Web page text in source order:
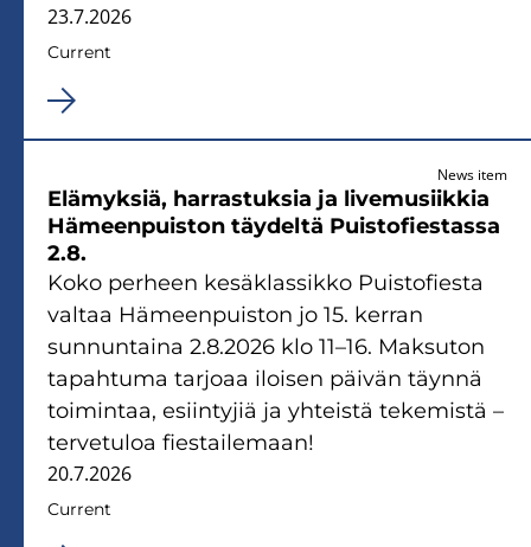
23.7.2026
Current
News item
Elämyksiä, harrastuksia ja live‌musiikkia
Hämeenpuiston ‌täydeltä Puistofiestassa
2.8.
Koko perheen kesäklassikko Puistofiesta
valtaa Hämeenpuiston jo 15. kerran
sunnuntaina 2.8.2026 klo 11–16. Maksuton
tapahtuma tarjoaa iloisen päivän täynnä
toimintaa, esiintyjiä ja yhteistä tekemistä –
‌tervetuloa fiestailemaan!
20.7.2026
Current